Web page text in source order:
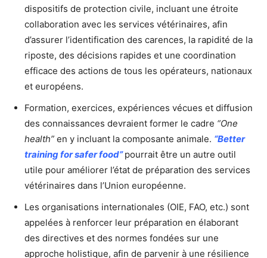
dispositifs de protection civile, incluant une étroite
collaboration avec les services vétérinaires, afin
d’assurer l’identification des carences, la rapidité de la
riposte, des décisions rapides et une coordination
efficace des actions de tous les opérateurs, nationaux
et européens.
Formation, exercices, expériences vécues et diffusion
des connaissances devraient former le cadre “One
health” en y incluant la composante animale. “Better
training for safer food” pourrait être un autre outil
utile pour améliorer l’état de préparation des services
vétérinaires dans l’Union européenne.
Les organisations internationales (OIE, FAO, etc.) sont
appelées à renforcer leur préparation en élaborant
des directives et des normes fondées sur une
approche holistique, afin de parvenir à une résilience